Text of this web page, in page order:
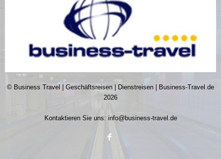
© Business Travel | Geschäftsreisen | Dienstreisen | Business-Travel.de
2026
Kontaktieren Sie uns: info@business-travel.de